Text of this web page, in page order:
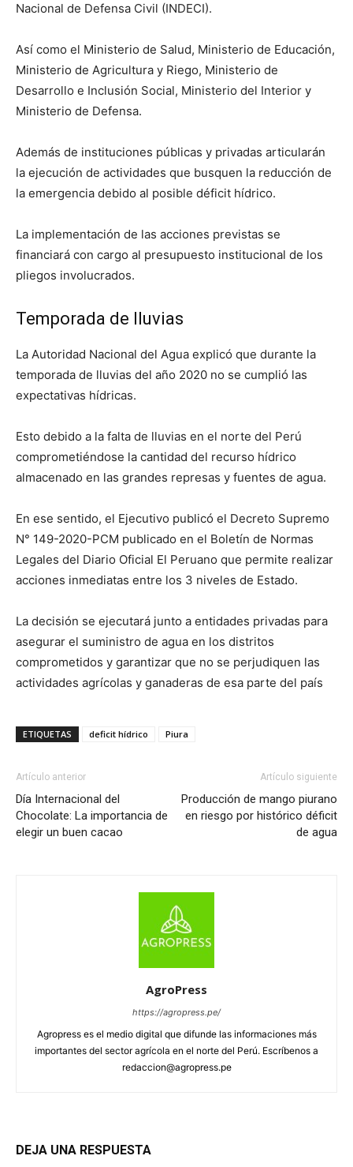
Nacional de Defensa Civil (INDECI).
Así como el Ministerio de Salud, Ministerio de Educación,
Ministerio de Agricultura y Riego, Ministerio de
Desarrollo e Inclusión Social, Ministerio del Interior y
Ministerio de Defensa.
Además de instituciones públicas y privadas articularán
la ejecución de actividades que busquen la reducción de
la emergencia debido al posible déficit hídrico.
La implementación de las acciones previstas se
financiará con cargo al presupuesto institucional de los
pliegos involucrados.
Temporada de lluvias
La Autoridad Nacional del Agua explicó que durante la
temporada de lluvias del año 2020 no se cumplió las
expectativas hídricas.
Esto debido a la falta de lluvias en el norte del Perú
comprometiéndose la cantidad del recurso hídrico
almacenado en las grandes represas y fuentes de agua.
En ese sentido, el Ejecutivo publicó el Decreto Supremo
N° 149-2020-PCM publicado en el Boletín de Normas
Legales del Diario Oficial El Peruano que permite realizar
acciones inmediatas entre los 3 niveles de Estado.
La decisión se ejecutará junto a entidades privadas para
asegurar el suministro de agua en los distritos
comprometidos y garantizar que no se perjudiquen las
actividades agrícolas y ganaderas de esa parte del país
ETIQUETAS deficit hídrico Piura
Artículo anterior
Día Internacional del
Chocolate: La importancia de
elegir un buen cacao
Artículo siguiente
Producción de mango piurano
en riesgo por histórico déficit
de agua
AgroPress
https://agropress.pe/
Agropress es el medio digital que difunde las informaciones más
importantes del sector agrícola en el norte del Perú. Escríbenos a
redaccion@agropress.pe
DEJA UNA RESPUESTA